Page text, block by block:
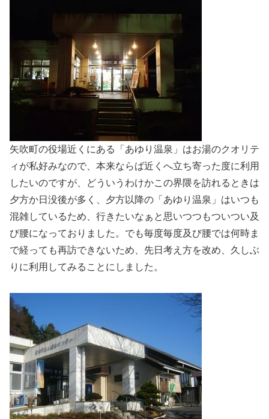
矢吹町の役場近くにある「あゆり温泉」はお湯のクオリテ
ィが私好みなので、本来ならば近くへ立ち寄った度に利用
したいのですが、どういうわけかこの界隈を訪れるときは
夕方か日没後が多く、夕方以降の「あゆり温泉」はいつも
混雑しているため、行きたいなぁと思いつつもついつい及
び腰になっておりました。でも毎度毎度及び腰では何時ま
で経っても再訪できないため、先日考え方を改め、久しぶ
りに利用してみることにしました。